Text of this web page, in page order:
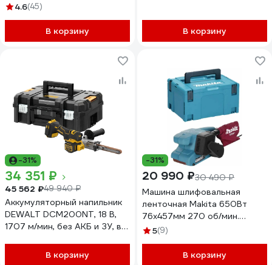
4.6(45)
В корзину
В корзину
-31%
34 351 ₽
45 562 ₽49 940 ₽
Аккумуляторный напильник
DEWALT DCM200NT, 18 В,
1707 м/мин, без АКБ и ЗУ, в
В корзину
-31%
20 990 ₽30 490 ₽
Машина шлифовальная
ленточная Makita 650Вт
76х457мм 270 об/мин.
Makpac 3 9910J
5(9)
В корзину